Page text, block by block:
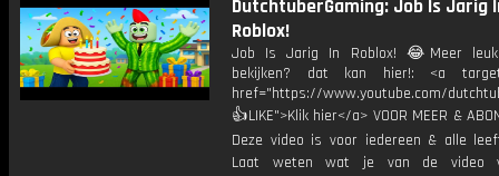
DutchtuberGaming: Job Is Jarig
Roblox!
Job Is Jarig In Roblox! 😂Meer
bekijken? dat kan hier!: <a
href="https://www.youtube.com/
👍LIKE">Klik hier</a> VOOR MEER &
Deze video is voor iedereen & alle
Laat weten wat je van de video